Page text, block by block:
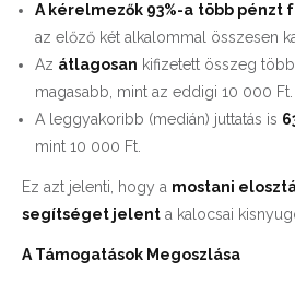
A kérelmezők 93%-a több pénzt
az előző két alkalommal összesen
Az átlagosan kifizetett összeg
magasabb, mint az eddigi 10 000 Ft.
A leggyakoribb (medián) juttatás is
mint 10 000 Ft.
Ez azt jelenti, hogy a mostani
segítséget jelent a kalocsai
A Támogatások Megoszlása